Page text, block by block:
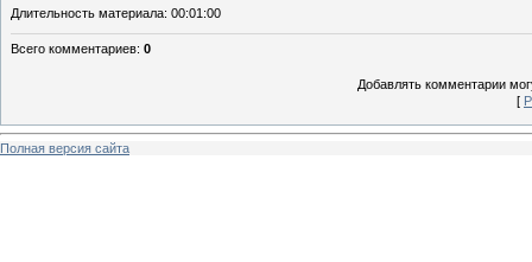
Длительность материала: 00:01:00
Всего комментариев: 0
Добавлять комментарии
[
Полная версия сайта